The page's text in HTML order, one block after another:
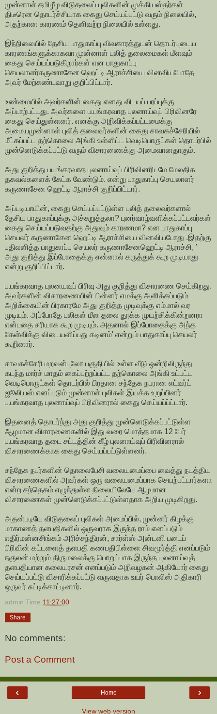
முன்னாள் தமிழீழ விடுதலைப் புலிகளின் முக்கியஸ்தர்கள்
திடீரென தொடர்ச்சியாக கைது செய்யப்பட்டு வரும் நிலையில்,
அதற்கான காரணம் தெளிவற்ற நிலையில் உள்ளது.
இந்நிலையில் தேசிய பாதுகாப்பு விவகாரத்துடன் தொடர்புடைய
காரணங்களுக்காகவா முன்னாள் புலித் தலைமைகள் மீளவும்
கைது செய்யப்படுகிறார்கள் என பாதுகாப்பு
செயலாளர்கருணாசேன ஹெட்டி ஆராச்சியை வினவியபோதே
அவர் மேற்கண்டவாறு குறிப்பிட்டார்.
உண்மையில் அவர்களின் கைது எனது விடயப் பரப்புக்கு
அப்பாற்பட்டது. அவர்களை பயங்கரவாத புலனாய்வுப் பிரிவினரே
கைது செய்துள்ளனர். எனக்கு அறிவிக்கப்பட்டமைக்கு
அமையமுன்னாள் புலித் தலைவர்களின் கைது சாவகச்சேரியில்
மீட்கப்பட்ட தற்கொலை அங்கி உள்ளிட்ட வெடிபொருட்கள் தொடர்பில்
முன்னெடுக்கப்பட்டு வரும் விசாரணைக்கு அமைவானதாகும்.
அது குறித்து பயங்கரவாத புலனாய்வுப் பிரிவினரிடமே மேலதிக
தகவல்களைக் கேட்க வேண்டும். என்று பாதுகாப்பு செயலாளர்
கருணாசேன ஹெட்டி ஆராச்சி குறிப்பிட்டார்.
அப்படியாயின், கைது செய்யப்பட்டுள்ள புலித் தலைவர்களால்
தேசிய பாதுகாப்புக்கு அச்சுறுத்தலா? புனர்வாழ்வளிக்கப்பட்டவர்கள்
கைது செய்யப்படுவதற்கு அதுவும் காரணமா? என பாதுகாப்பு
செயலர் கருணாசேன ஹெட்டி ஆராச்சியை வினவியபோது .இதற்கு
பதிலளித்த பாதுகாப்பு செயலர் கருணாசேனஹெட்டி ஆராச்சி, '
அது குறித்து இப்போதைக்கு என்னால் கருத்துக் கூற முடியாது
என்று குறிப்பிட்டார்.
பயங்கரவாத புலனயவுப் பிரிவு அது குறித்து விசாரணை செய்கிறது.
அவர்களின் விசாரணையின் பின்னர் எமக்கு அளிக்கப்படும்
அறிக்கையின் பிரகாரமே அது குறித்த முடிவுக்கு எம்மால் வர
முடியும். அப்போதே புலிகள் மீள தலை தூக்க முயற்சிக்கின்றனரா
என்பதை சரியாக கூற முடியும். அதனால் இப்போதைக்கு அந்த
கேள்விக்கு விடையளிப்பது கடினம்' என்றும் பாதுகாப்பு செயலர்
கூறினார்.
சாவகச்சேரி மறவன்புலோ பகுதியில் உள்ள வீடு ஒன்றிலிருந்து
கடந்த மார்ச் மாதம் கைப்பற்றப்பட்ட தற்கொலை அங்கி உட்பட்ட
வெடிபொருட்கள் தொடர்பில் பிரதான சந்தேக நபரான எட்வர்ட்
ஜூலியஸ் எனப்படும் முன்னாள் புலிகள் இயக்க உறுப்பினர்
பயங்கரவாத புலனாய்வுப் பிரிவினரால் கைது செய்யப்ப்ட்டார்.
இதனைத் தொடர்ந்து அது குறித்து முன்னெடுக்கப்பட்டுள்ள
ஆழமான விசாரணைகளில் இது வரை மொத்தமாக 12 பேர்
பயங்கரவாத தடை சட்டத்தின் கீழ் புலனாய்வுப் பிரிவினரால்
விசாரணைக்காக கைது செய்யப்பட்டுள்ளனர்.
சந்தேக நபர்களின் தொலைபேசி வலையமைப்பை வைத்து நடத்திய
விசாரணைகளில் அவர்கள் ஒரு வலையமைப்பாக செயற்பட்டார்களா
என்ற சந்தெகம் எழுந்துள்ள நிலையிலேயே ஆழமான
விசாரணைகள் முன்னெடுக்கப்பட்டுள்ளதாக அறிய முடிகிறது.
அதன்படியே விடுதலைப் புலிகள் அமைப்பில், முன்னர் கிழக்கு
மாகாணத் தளபதிகளில் ஒருவராக இருந்த ராம் எனப்படும்
எதிர்மன்னசிங்கம் அரிச்சந்திரன், சார்ள்ஸ் அன்டனி படைப்
பிரிவின் கட்டளைத் தளபதி கணபதிபிள்ளை சிவமூர்த்தி எனப்படும்
நகுலன் மற்றும் திருமலைக்கு பொறுப்பாக இருந்த புலனாய்வுத்
தளபதியான கலையரசன் எனப்படும் அறிவழகன் ஆகியோர் கைது
செய்யப்பட்டு விசாரிக்கப்பட்டு வருவதாக உயர் பொலிஸ் அதிகாரி
ஒருவர் சுட்டிக்காட்டினார்.
admin Time 11:27:00
Share
No comments:
Post a Comment
‹ ›
Home
View web version